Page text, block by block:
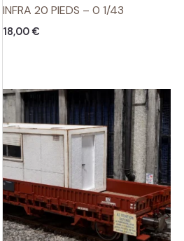
INFRA 20 PIEDS – 0 1/43
18,00 €